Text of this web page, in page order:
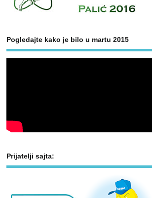
Pogledajte kako je bilo u martu 2015
Prijatelji sajta: